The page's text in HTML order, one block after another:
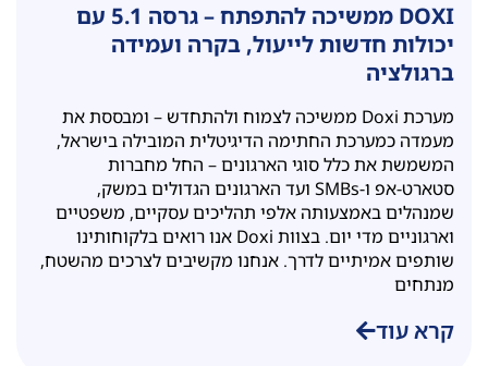
DOXI ממשיכה להתפתח – גרסה 5.1 עם
יכולות חדשות לייעול, בקרה ועמידה
ברגולציה
מערכת Doxi ממשיכה לצמוח ולהתחדש – ומבססת את
מעמדה כמערכת החתימה הדיגיטלית המובילה בישראל,
המשמשת את כלל סוגי הארגונים – החל מחברות
סטארט-אפ ו-SMBs ועד הארגונים הגדולים במשק,
שמנהלים באמצעותה אלפי תהליכים עסקיים, משפטיים
וארגוניים מדי יום. בצוות Doxi אנו רואים בלקוחותינו
שותפים אמיתיים לדרך. אנחנו מקשיבים לצרכים מהשטח,
מנתחים
קרא עוד